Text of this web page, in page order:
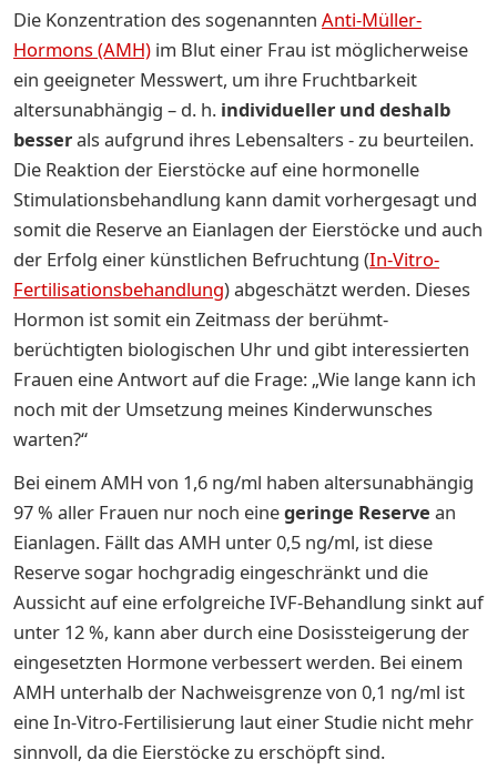
Die Konzentration des sogenannten Anti-Müller-
Hormons (AMH) im Blut einer Frau ist möglicherweise
ein geeigneter Messwert, um ihre Fruchtbarkeit
altersunabhängig – d. h. individueller und deshalb
besserals aufgrund ihres Lebensalters - zu beurteilen.
Die Reaktion der Eierstöcke auf eine hormonelle
Stimulationsbehandlung kann damit vorhergesagt und
somit die Reserve an Eianlagen der Eierstöcke und auch
der Erfolg einer künstlichen Befruchtung (In-Vitro-
Fertilisationsbehandlung) abgeschätzt werden. Dieses
Hormon ist somit ein Zeitmass der berühmt-
berüchtigten biologischen Uhr und gibt interessierten
Frauen eine Antwort auf die Frage: „Wie lange kann ich
noch mit der Umsetzung meines Kinderwunsches
warten?“
Bei einem AMH von 1,6 ng/ml haben altersunabhängig
97 % aller Frauen nur noch einegeringe Reserve an
Eianlagen. Fällt das AMH unter 0,5 ng/ml, ist diese
Reserve sogar hochgradig eingeschränkt und die
Aussicht auf eine erfolgreiche IVF-Behandlung sinkt auf
unter 12 %, kann aber durch eine Dosissteigerung der
eingesetzten Hormone verbessert werden. Bei einem
AMH unterhalb der Nachweisgrenze von 0,1 ng/ml ist
eine In-Vitro-Fertilisierung laut einer Studie nicht mehr
sinnvoll, da die Eierstöcke zu erschöpft sind.